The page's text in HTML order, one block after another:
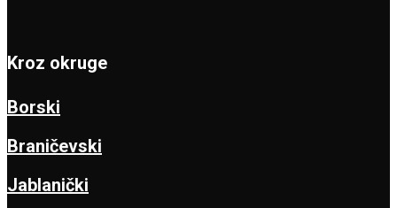
Kroz okruge
Borski
Braničevski
Jablanički